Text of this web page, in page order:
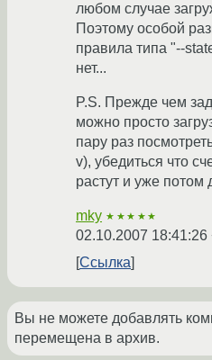
любом случае
Поэтому особой
правила типа "--
нет...
P.S. Прежде чем
можно просто
пару раз
v), убедиться что
растут и уже потом
mky ★★★★★
02.10.2007 18:41:26
Ссылка
Вы не можете добавлять
перемещена в архив.